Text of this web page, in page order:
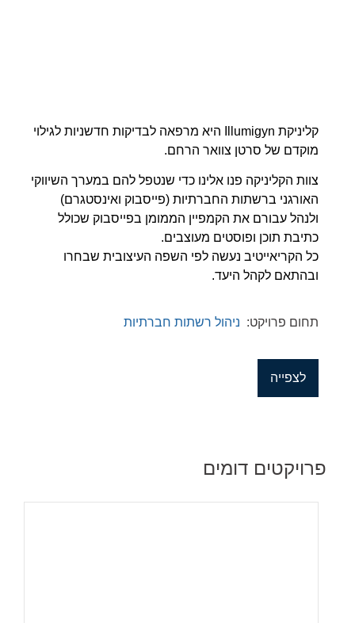
קליניקת Illumigyn היא מרפאה לבדיקות חדשניות לגילוי
מוקדם של סרטן צוואר הרחם.
צוות הקליניקה פנו אלינו כדי שנטפל להם במערך השיווקי
האורגני ברשתות החברתיות (פייסבוק ואינסטגרם)
ולנהל עבורם את הקמפיין הממומן בפייסבוק שכולל
כתיבת תוכן ופוסטים מעוצבים.
כל הקריאייטיב נעשה לפי השפה העיצובית שבחרו
ובהתאם לקהל היעד.
תחום פרויקט: ניהול רשתות חברתיות
לצפייה
פרויקטים דומים